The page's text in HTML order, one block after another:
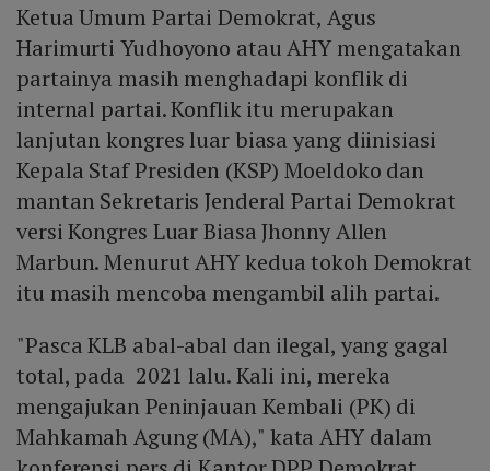
Ketua Umum Partai Demokrat, Agus
Harimurti Yudhoyono atau AHY mengatakan
partainya masih menghadapi konflik di
internal partai. Konflik itu merupakan
lanjutan kongres luar biasa yang diinisiasi
Kepala Staf Presiden (KSP) Moeldoko dan
mantan Sekretaris Jenderal Partai Demokrat
versi Kongres Luar Biasa Jhonny Allen
Marbun. Menurut AHY kedua tokoh Demokrat
itu masih mencoba mengambil alih partai.
"Pasca KLB abal-abal dan ilegal, yang gagal
total, pada 2021 lalu. Kali ini, mereka
mengajukan Peninjauan Kembali (PK) di
Mahkamah Agung (MA)," kata AHY dalam